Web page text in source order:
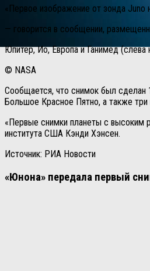
«Первое изображение от зонда Juno
— говорится в сообщении,
Юпитер, Ио, Европа и Ганимед (слева
© NASA
Сообщается, что снимок был сделан
Большое Красное Пятно, а также
«Первые снимки планеты с высоким
института США Кэнди Хэнсен.
Источник: РИА Новости
«Юнона» передала первый